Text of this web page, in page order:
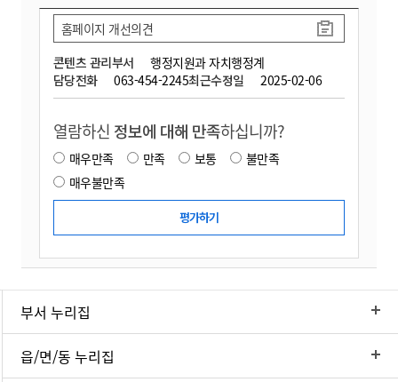
콘텐츠 관리부서
행정지원과 자치행정계
담당전화
063-454-2245최근수정일 2025-02-06
홈페이지 개선의견
열람하신 정보에 대해 만족하십니까?
매우만족 만족 보통
불만족
매우불만족
부서 누리집
읍/면/동 누리집